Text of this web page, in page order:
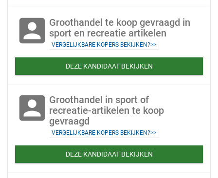
account_box Groothandel te koop gevraagd in
sport en recreatie artikelen
VERGELIJKBARE KOPERS BEKIJKEN?>>
DEZE KANDIDAAT BEKIJKEN
account_box Groothandel in sport of
recreatie-artikelen te koop
gevraagd
VERGELIJKBARE KOPERS BEKIJKEN?>>
DEZE KANDIDAAT BEKIJKEN